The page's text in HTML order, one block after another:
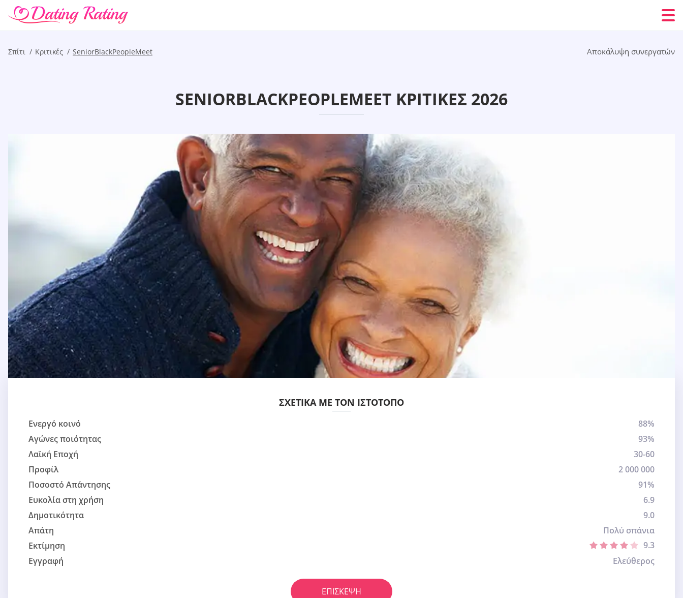
Σπίτι Kριτικές SeniorBlackPeopleMeet Αποκάλυψη συνεργατών
SENIORBLACKPEOPLEMEET ΚΡΙΤΙΚΈΣ 2026
ΣΧΕΤΙΚΆ ΜΕ ΤΟΝ ΙΣΤΌΤΟΠΟ
Ενεργό κοινό
88%
Αγώνες ποιότητας
93%
Λαϊκή Εποχή
30-60
Προφίλ
2 000 000
Ποσοστό Απάντησης
91%
Ευκολία στη χρήση
6.9
Δημοτικότητα
9.0
Απάτη
Πολύ σπάνια
Εκτίμηση
9.3
Εγγραφή
Ελεύθερος
ΕΠΊΣΚΕΨΗ